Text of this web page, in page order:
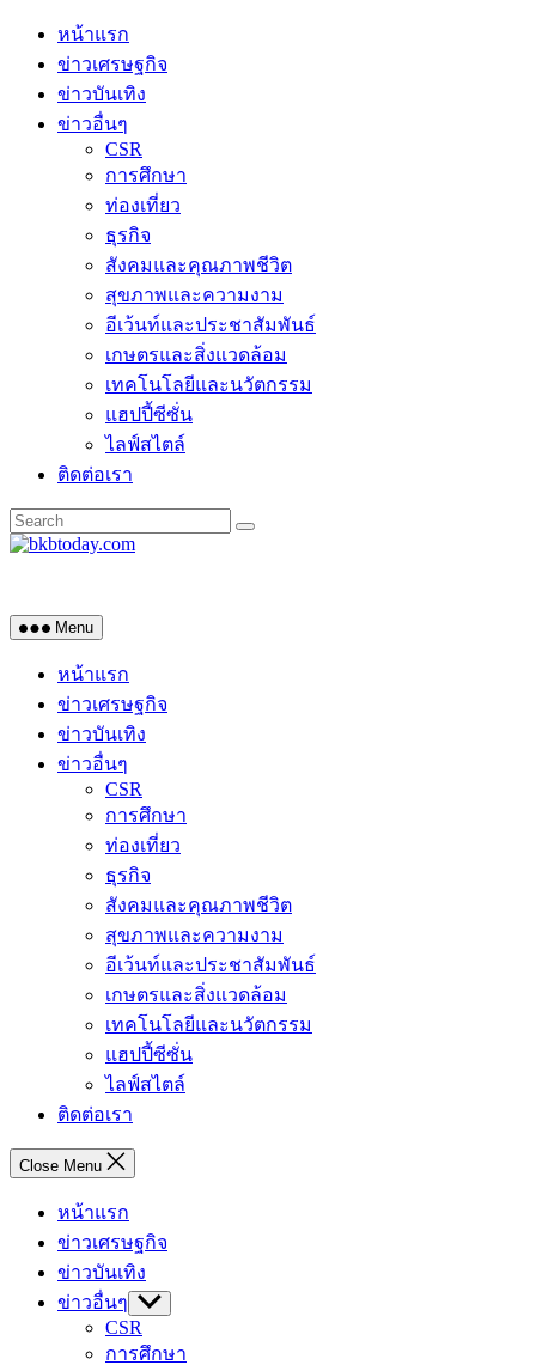
Skip
content
หน้าแรก
ข่าวเศรษฐกิจ
ข่าวบันเทิง
ข่าวอื่นๆ
CSR
การศึกษา
ท่องเที่ยว
ธุรกิจ
สังคมและคุณภาพชีวิต
สุขภาพและความงาม
อีเว้นท์และประชาสัมพันธ์
เกษตรและสิ่งแวดล้อม
เทคโนโลยีและนวัตกรรม
แฮปปี้ซีซั่น
ไลฟ์สไตล์
ติดต่อเรา
Menu
หน้าแรก
ข่าวเศรษฐกิจ
ข่าวบันเทิง
ข่าวอื่นๆ
CSR
การศึกษา
ท่องเที่ยว
ธุรกิจ
สังคมและคุณภาพชีวิต
สุขภาพและความงาม
อีเว้นท์และประชาสัมพันธ์
เกษตรและสิ่งแวดล้อม
เทคโนโลยีและนวัตกรรม
แฮปปี้ซีซั่น
ไลฟ์สไตล์
ติดต่อเรา
Close Menu
หน้าแรก
ข่าวเศรษฐกิจ
ข่าวบันเทิง
ข่าวอื่นๆ Show
sub
menu
CSR
การศึกษา